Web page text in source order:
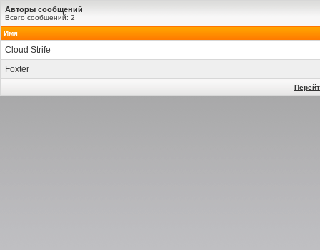
Авторы сообщений
Всего сообщений: 2
Имя
Cloud Strife
Foxter